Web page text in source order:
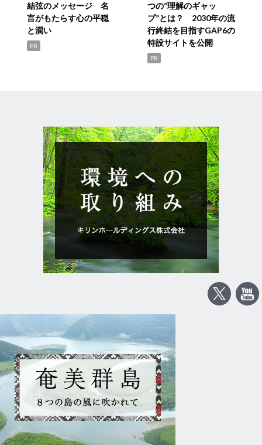
結弦のメッセージ 名
言がもたらす心の平穏
と潤い
PR
つの“理解のギャッ
プ”とは？ 2030年の流
行終結を目指すGAP6の
特設サイトを公開
PR